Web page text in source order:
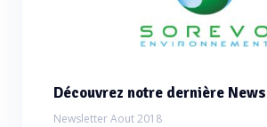
Découvrez notre dernière
Newsletter Aout 2018